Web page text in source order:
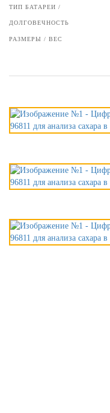
ТИП БАТАРЕИ /
ДОЛГОВЕЧНОСТЬ
РАЗМЕРЫ / ВЕС